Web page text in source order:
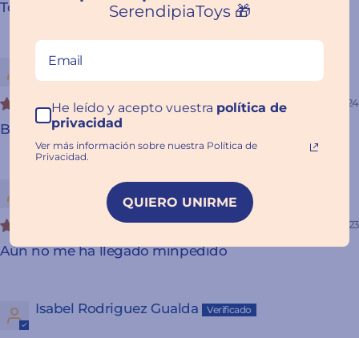
Todo un acierto
Juan Santos Manzano
01/07/2024
Buildzi - Juego de velocidad y construcción
Pilar Martinez caro
11/30/2023
Aún no me ha llegado minpedido
Isabel Rodriguez Gualda
SerendipiaToys 🎁
He leído y acepto vuestra política de
privacidad
Ver más información sobre nuestra Política de
Privacidad.
QUIERO UNIRME